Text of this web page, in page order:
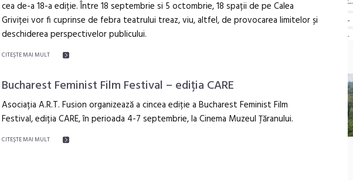
cea de-a 18-a ediție. Între 18 septembrie si 5 octombrie, 18 spații de pe Calea
Griviței vor fi cuprinse de febra teatrului treaz, viu, altfel, de provocarea limitelor și
deschiderea perspectivelor publicului.
CITEŞTE MAI MULT
Bucharest Feminist Film Festival – ediția CARE
Asociația A.R.T. Fusion organizează a cincea ediție a Bucharest Feminist Film
Festival, ediția CARE, în perioada 4-7 septembrie, la Cinema Muzeul Țăranului.
CITEŞTE MAI MULT